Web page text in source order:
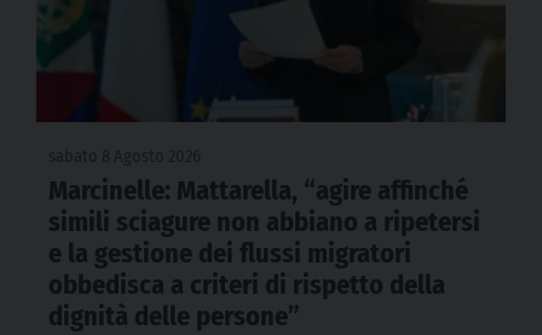
Marcinelle: Mattarella, “agire affinché
simili sciagure non abbiano a ripetersi
e la gestione dei flussi migratori
obbedisca a criteri di rispetto della
dignità delle persone”